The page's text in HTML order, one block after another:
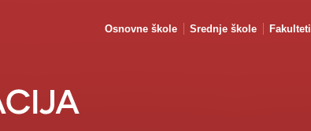
Osnovne škole Srednje škole Fakulteti